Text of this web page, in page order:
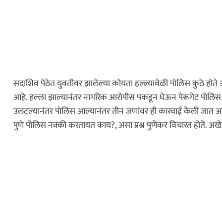
कायद्याचा बडगा
पोलिस खाते
स्पेशल न्यूज
सदाशिव पेठेत युवतीवर झालेल्या कोयता हल्ल्यावेळी पोलिस कुठे होते
आहे. हल्ला झाल्यानंतर नागरिक आरोपीस पकडून घेऊन पेरूगेट पोलिस
उलटल्यानंतर पोलिस आल्यानंतर तीन जणांवर ही कारवाई केली जात
पुणे पोलिस नक्की करतायत काय?, असा प्रश्न पुणेकर विचारत होते.